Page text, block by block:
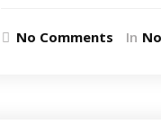
No Comments In